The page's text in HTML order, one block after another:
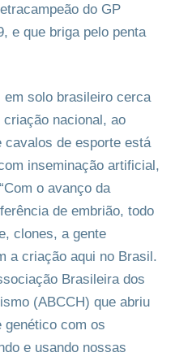
do GP
e que briga pelo penta
solo brasileiro cerca
nacional, ao
cavalos de esporte está
inseminação artificial,
o avanço da
de embrião, todo
clones, a gente
a criação aqui no Brasil.
Brasileira dos
(ABCCH) que abriu
genético com os
e usando nossas